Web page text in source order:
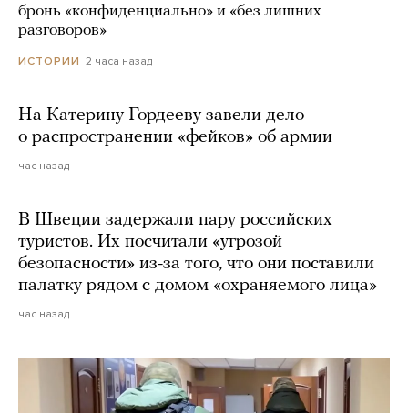
бронь «конфиденциально» и «без лишних
разговоров»
ИСТОРИИ 2 часа назад
На Катерину Гордееву завели дело
о распространении «фейков» об армии
час назад
В Швеции задержали пару российских
туристов. Их посчитали «угрозой
безопасности» из-за того, что они поставили
палатку рядом с домом «охраняемого лица»
час назад